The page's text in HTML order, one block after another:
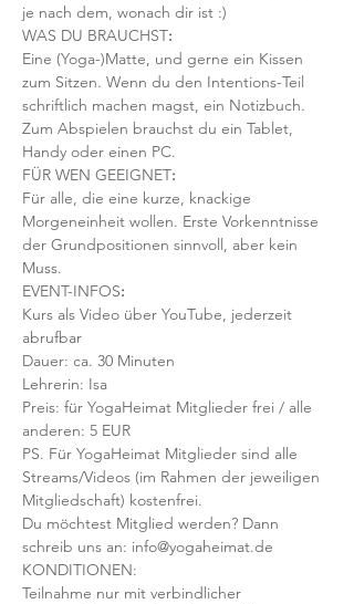
je nach dem, wonach dir ist :)
WAS DU BRAUCHST:
Eine (Yoga-)Matte, und gerne ein Kissen
zum Sitzen. Wenn du den Intentions-Teil
schriftlich machen magst, ein Notizbuch.
Zum Abspielen brauchst du ein Tablet,
Handy oder einen PC.
FÜR WEN GEEIGNET:
Für alle, die eine kurze, knackige
Morgeneinheit wollen. Erste Vorkenntnisse
der Grundpositionen sinnvoll, aber kein
Muss.
EVENT-INFOS:
Kurs als Video über YouTube, jederzeit
abrufbar
Dauer: ca. 30 Minuten
Lehrerin: Isa
Preis: für YogaHeimat Mitglieder frei / alle
anderen: 5 EUR
PS. Für YogaHeimat Mitglieder sind alle
Streams/Videos (im Rahmen der jeweiligen
Mitgliedschaft) kostenfrei.
Du möchtest Mitglied werden? Dann
schreib uns an: info@yogaheimat.de
KONDITIONEN:
Teilnahme nur mit verbindlicher